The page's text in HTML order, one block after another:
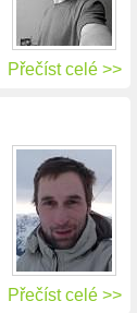
Přečíst celé >>
Přečíst celé >>